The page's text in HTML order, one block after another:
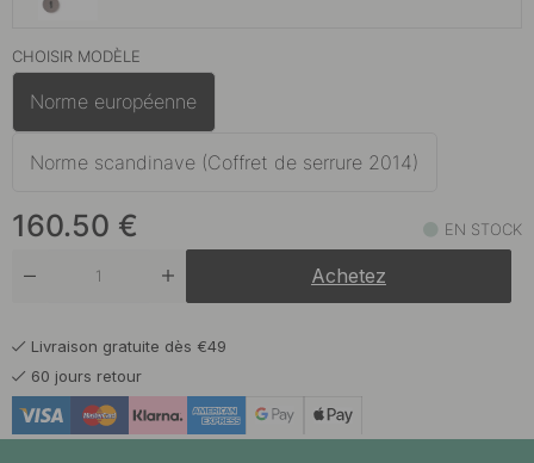
Bronze Antique
Finition en acier inoxydable
Laiton
Noir
CHOISIR MODÈLE
Norme européenne
Norme scandinave (Coffret de serrure 2014)
160.50 € EN STOCK
Achetez
Livraison gratuite dès €49
60 jours retour